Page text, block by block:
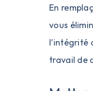
En
vous
l’intégrité
travail de